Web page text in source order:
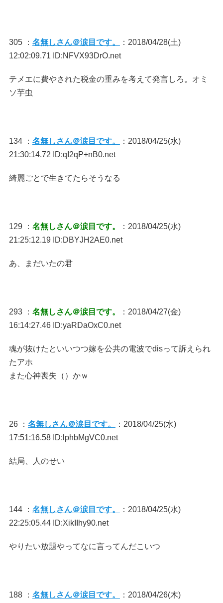
305 ： 名無しさん＠涙目です。
：2018/04/28(土)
12:02:09.71 ID:NFVX93DrO.net
テメエに費やされた税金の重みを考えて発言しろ。オミ
ソ芋虫
134 ： 名無しさん＠涙目です。
：2018/04/25(水)
21:30:14.72 ID:qI2qP+nB0.net
綺麗ごとで生きてたらそうなる
129 ： 名無しさん＠涙目です。
：2018/04/25(水)
21:25:12.19 ID:DBYJH2AE0.net
あ、まだいたの君
293 ： 名無しさん＠涙目です。
：2018/04/27(金)
16:14:27.46 ID:yaRDaOxC0.net
魂が抜けたといいつつ嫁を公共の電波でdisって訴えられ
たアホ
また心神喪失（）かｗ
26 ： 名無しさん＠涙目です。
：2018/04/25(水)
17:51:16.58 ID:lphbMgVC0.net
結局、人のせい
144 ： 名無しさん＠涙目です。
：2018/04/25(水)
22:25:05.44 ID:XikIIhy90.net
やりたい放題やってなに言ってんだこいつ
188 ： 名無しさん＠涙目です。 ：2018/04/26(木)